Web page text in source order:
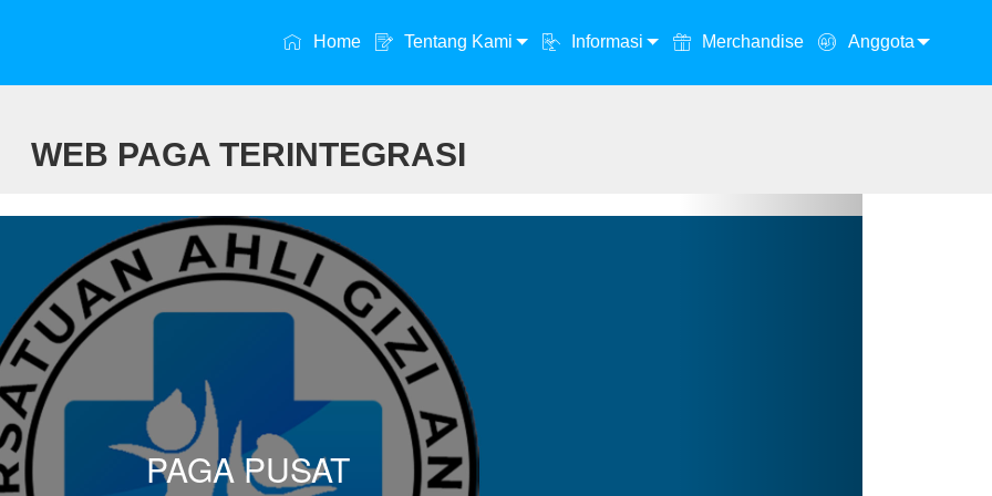
Home Tentang Kami Informasi Merchandise Anggota
WEB PAGA TERINTEGRASI
PAGA PUSAT